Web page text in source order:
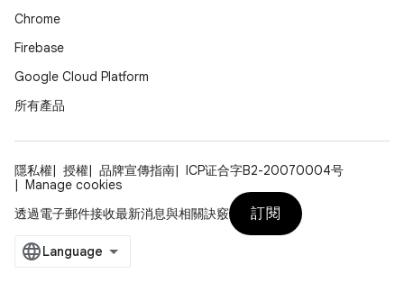
Chrome
Firebase
Google Cloud Platform
所有產品
隱私權 授權 品牌宣傳指南
ICP证合字B2-20070004号
Manage cookies
透過電子郵件接收最新消息與相關訣竅
訂閱